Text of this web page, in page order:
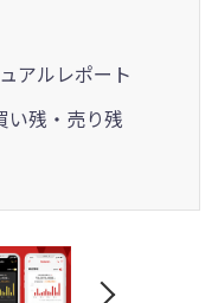
アルレポート
い残・売り残